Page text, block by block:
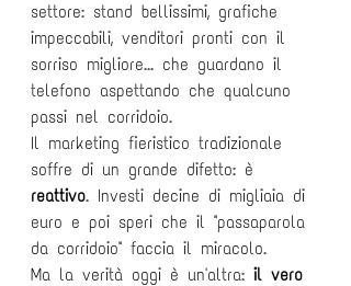
settore: stand bellissimi, grafiche
impeccabili, venditori pronti con il
sorriso migliore... che guardano il
telefono aspettando che qualcuno
passi nel corridoio.
Il marketing fieristico tradizionale
soffre di un grande difetto: è
reattivo. Investi decine di migliaia di
euro e poi speri che il "passaparola
da corridoio" faccia il miracolo.
Ma la verità oggi è un'altra: il vero